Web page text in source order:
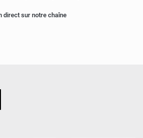
direct sur notre chaîne